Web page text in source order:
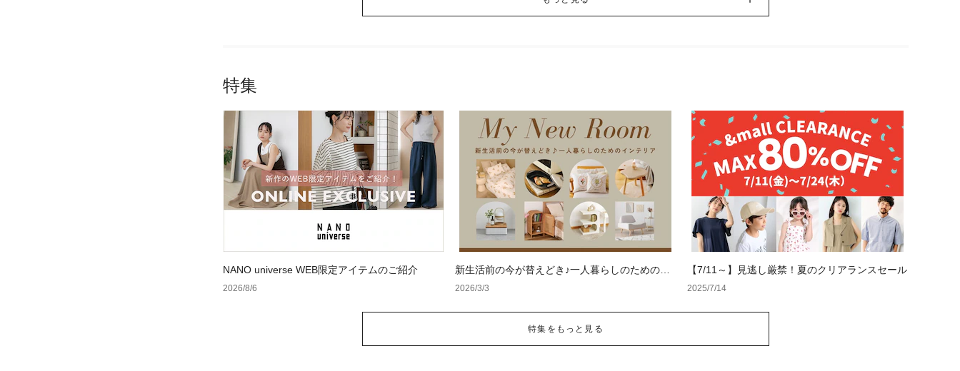
特集
NANO universe WEB限定アイテムのご紹介
2026/8/6
新生活前の今が替えどき♪一人暮らしのためのイ
ンテリア
2026/3/3
【7/11～】見逃し厳禁！夏のクリアランスセール
2025/7/14
特集をもっと見る